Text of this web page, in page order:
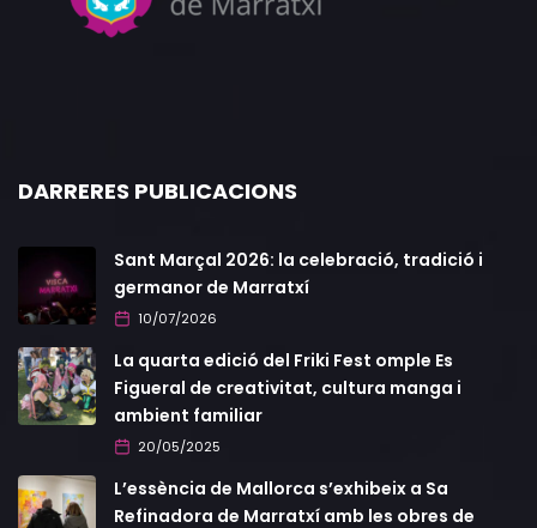
DARRERES PUBLICACIONS
Sant Marçal 2026: la celebració, tradició i
germanor de Marratxí
10/07/2026
La quarta edició del Friki Fest omple Es
Figueral de creativitat, cultura manga i
ambient familiar
20/05/2025
L’essència de Mallorca s’exhibeix a Sa
Refinadora de Marratxí amb les obres de